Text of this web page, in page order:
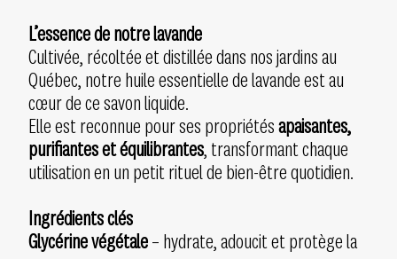
L’essence de notre lavande
Cultivée, récoltée et distillée dans nos jardins au
Québec, notre huile essentielle de lavande est au
cœur de ce savon liquide.
Elle est reconnue pour ses propriétés apaisantes,
purifiantes et équilibrantes, transformant chaque
utilisation en un petit rituel de bien-être quotidien.
Ingrédients clés
Glycérine végétale – hydrate, adoucit et protège la